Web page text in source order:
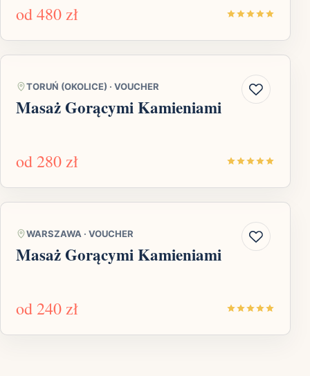
od480 zł
TORUŃ (OKOLICE) · VOUCHER
Masaż Gorącymi Kamieniami
od 280 zł
WARSZAWA · VOUCHER
Masaż Gorącymi Kamieniami
od 240 zł